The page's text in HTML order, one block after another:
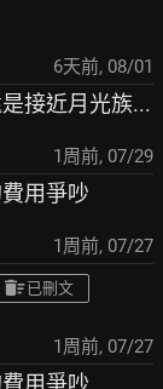
6天前, 08/01
接近月光族...
1周前, 07/29
用爭吵
1周前, 07/27
已刪文
1周前, 07/27
用爭吵